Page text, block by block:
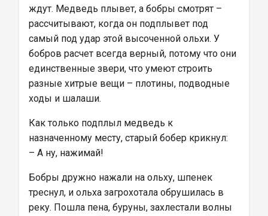
ждут. Медведь плывет, а бобры смотрят –
рассчитывают, когда он подплывет под
самый под удар этой высоченной ольхи. У
бобров расчет всегда верный, потому что они
единственные звери, что умеют строить
разные хитрые вещи – плотины, подводные
ходы и шалаши.
Как только подплыл медведь к
назначенному месту, старый бобер крикнул:
– А ну, нажимай!
Бобры дружно нажали на ольху, шпенек
треснул, и ольха загрохотала обрушилась в
реку. Пошла пена, буруны, захлестали волны